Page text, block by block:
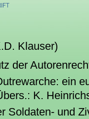
Klauser)
der
ein
K.
Soldaten- und